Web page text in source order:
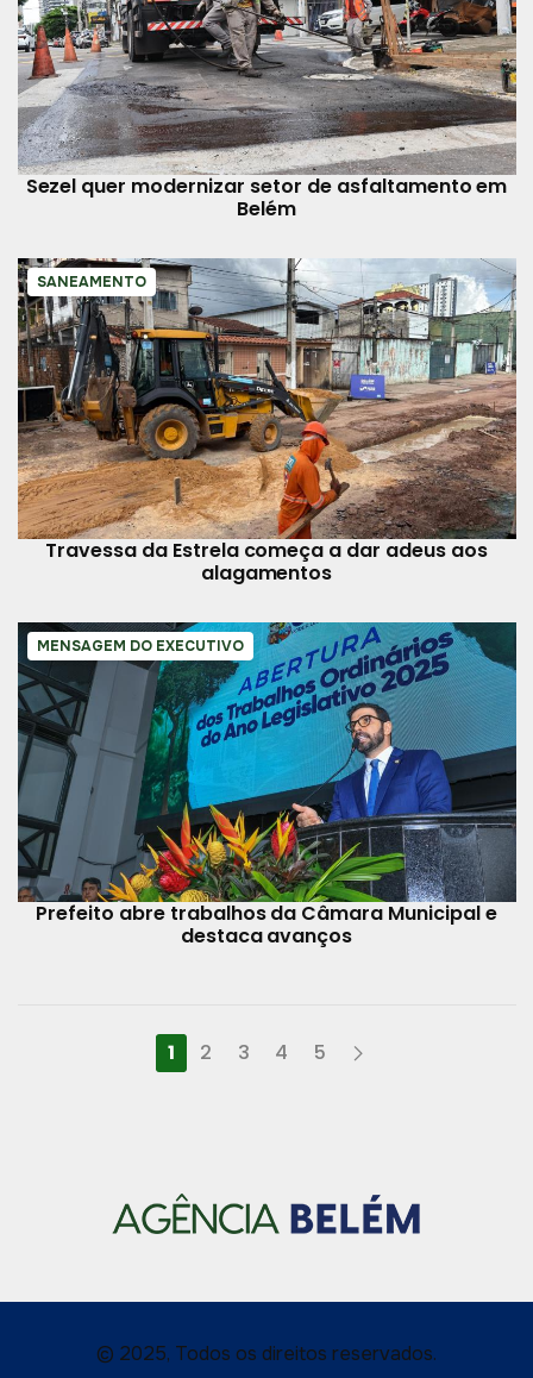
Sezel quer modernizar setor de asfaltamento em
Belém
SANEAMENTO
Travessa da Estrela começa a dar adeus aos
alagamentos
MENSAGEM DO EXECUTIVO
Prefeito abre trabalhos da Câmara Municipal e
destaca avanços
1 2 3 4 5
© 2025, Todos os direitos reservados.